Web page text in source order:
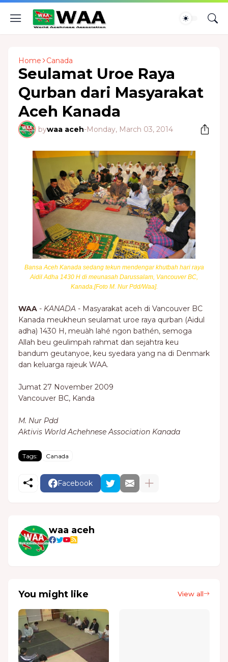
Home Canada
Seulamat Uroe Raya
Qurban dari Masyarakat
Aceh Kanada
bywaa aceh-Monday, March 03, 2014
Bansa Aceh Kanada sedang tekun mendengar khutbah hari raya
Aidil Adha 1430 H di meunasah Darussalam, Vancouver BC,
Kanada.[Foto M. Nur Pdd/Waa].
WAA - KANADA - Masyarakat aceh di Vancouver BC
Kanada meukheun seulamat uroe raya qurban (Aidul
adha) 1430 H, meuàh lahé ngon bathén, semoga
Allah beu geulimpah rahmat dan sejahtra keu
bandum geutanyoe, keu syedara yang na di Denmark
dan keluarga rajeuk WAA.
Jumat 27 November 2009
Vancouver BC, Kanda
M. Nur Pdd
Aktivis World Achehnese Association Kanada
Tags: Canada
Facebook
waa aceh
You might like View all